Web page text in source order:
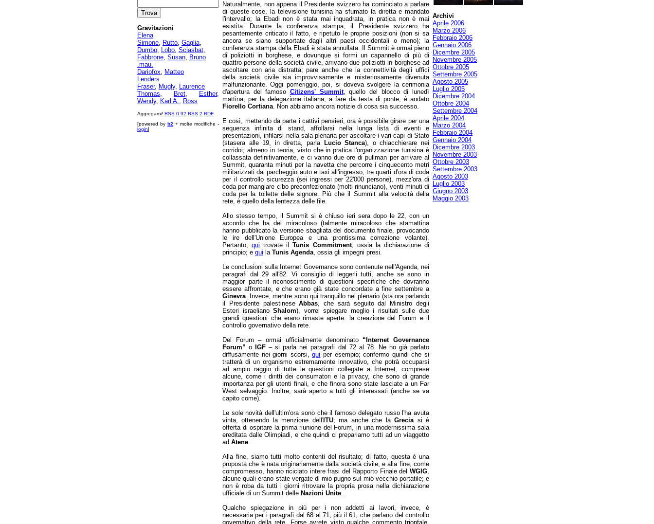
Gravitazioni
Elena
Simone, Rutto, Gaglia,
Dumbo, Lobo, Sciasbat,
Fabbrone, Susan, Bruno
.mau.
Dariofox, Matteo
Lenders
Fraser, Mugly, Laurence
Thomas, Bret, Esther,
Wendy, Karl A., Ross
Aggregami! RSS 0.92 RSS 2 RDF
[powered by b2 + molte modifiche -
login]
Naturalmente, non appena il Presidente svizzero ha cominciato a parlare
di queste cose, la televisione tunisina ha sfumato la diretta e mandato
l'intervallo; la Ebadi non è stata mai inquadrata, in pratica non è mai
esistita. Durante la conferenza stampa, il Presidente svizzero ha
pesantemente criticato il fatto, e ripetuto le proprie posizioni (non si sa
ancora se siano supportate dagli altri paesi occidentali o meno); la
conferenza stampa della Ebadi è stata annullata. Il Summit è ormai pieno
di poliziotti in borghese, e dovunque si formi un capannello di più di
quattro persone della società civile, arrivano due poliziotti in borghese ad
ascoltare con aria distratta; pare anche che la connettività degli uffici
della società civile sia improvvisamente e misteriosamente divenuta
malfunzionante. Oggi pomeriggio, poi, si doveva svolgere la cerimonia
d'apertura del famoso Citizens' Summit, quello del blocco di lunedì
mattina; per la delegazione italiana, a fare da testa di ponte, è andato
Fiorello Cortiana. Non abbiamo ancora notizie di cosa sia successo.
E così, mettendo da parte i cattivi pensieri, ora è possibile girare per una
sequenza infinita di stand, affollarsi nella lunga lista di eventi e
presentazioni, infilarsi nella sala plenaria per ascoltare i vari capi di Stato
(stasera alle 19, in diretta, parla Lucio Stanca), o chiacchierare nei
corridoi; almeno in teoria, visto che in pratica l'organizzazione tunisina è
collassata definitivamente, e ci vanno due ore di pullman per arrivare al
Summit, quaranta minuti per la navetta che percorre i cinquecento metri
militarizzati dal parcheggio auto e taxi all'ingresso, tre quarti d'ora di coda
per il controllo sicurezza (sei ingressi per 22'000 persone), mezz'ora di
coda per mangiare cibo preconfezionato (molti rinunciano), venti minuti di
coda per la toilette delle signore. Più che il Summit alla velocità della
rete, è quello della lentezza delle file.
Allo stesso tempo, il Summit si è chiuso ieri sera dopo le 22, con un
accordo che ha del miracoloso (talmente miracoloso che stamattina
hanno pubblicato la versione sbagliata del documento finale, provocando
le ire dell'Unione Europea e una prontissima correzione volante).
Pertanto,qui trovate ilTunis Commitment, ossia la dichiarazione di
principio; e qui la Tunis Agenda, ossia gli impegni presi.
Le conclusioni sulla Internet Governance sono contenute nell'Agenda, nei
paragrafi dal 29 all'82. Vi consiglio di leggerli tutti, anche se sono in
maggior parte il riconoscimento di questioni specifiche che dovranno
essere affrontate, e che erano già state concordate a fine settembre a
Ginevra. Invece, mentre sono qui tranquillo nel plenario (sta ora parlando
il Presidente palestineseAbbas, che sarà seguito dal Ministro degli
Esteri israelianoShalom), vorrei spiegare meglio i risultati sulle due
grandi questioni che erano rimaste aperte: la creazione del Forum e il
controllo governativo della rete.
Del Forum – ormai ufficialmente denominato “Internet Governance
Forum” o IGF – si parla nei paragrafi dal 72 al 78. Ne ho già parlato
diffusamente nei giorni scorsi,qui per esempio; confermo quindi che si
tratterà di un organismo estremamente innovativo, che potrà occuparsi
ad ampio raggio di tutte le questioni collegate a Internet, comprese
alcune, come i diritti dei consumatori e la privacy, che sono di grande
importanza per gli utenti finali, e che finora sono state lasciate a un Far
West selvaggio. Inoltre, sarà aperto a tutti gli interessati (anche se va
capito come).
Le sole novità dell'ultim'ora sono che il famoso delegato russo l'ha avuta
vinta, ottenendo la menzione dell'ITU; ma anche che laGreciasi è
offerta di ospitare la prima riunione del Forum, in una modernissima sala
ereditata dalle Olimpiadi, e che quindi ci prepariamo tutti ad un viaggetto
ad Atene.
Alla fine, siamo tutti molto contenti del risultato; di fatto, questa è una
proposta che è nata originariamente dalla società civile, e alla fine, come
compromesso, hanno riciclato intere frasi del Rapporto Finale del WGIG,
alcune quali erano state vergate di mio pugno sul mio vecchio portatile; e
non è roba da tutti i giorni ritrovare la propria prosa nella dichiarazione
ufficiale di un Summit delle Nazioni Unite...
Qualche spiegazione in più per i non addetti ai lavori, invece, è
necessaria per i paragrafi dal 68 al 71, più il 61, che parlano del controllo
governativo della rete. Forse avrete visto qualche commento trionfale,
Archivi
Aprile 2006
Marzo 2006
Febbraio 2006
Gennaio 2006
Dicembre 2005
Novembre 2005
Ottobre 2005
Settembre 2005
Agosto 2005
Luglio 2005
Dicembre 2004
Ottobre 2004
Settembre 2004
Aprile 2004
Marzo 2004
Febbraio 2004
Gennaio 2004
Dicembre 2003
Novembre 2003
Ottobre 2003
Settembre 2003
Agosto 2003
Luglio 2003
Giugno 2003
Maggio 2003